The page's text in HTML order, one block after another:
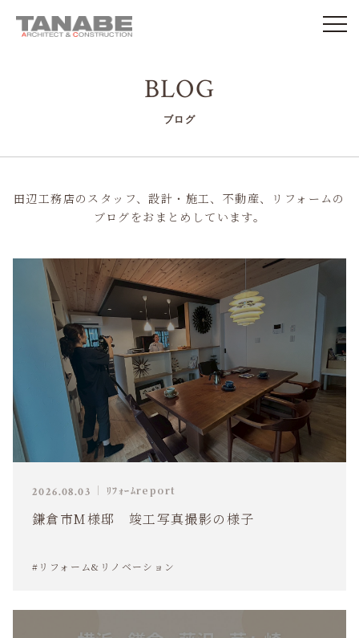
BLOG
ブログ
田辺工務店のスタッフ、設計・施工、不動産、リフォームの
ブログをおまとめしています。
2026.08.03 ﾘﾌｫｰﾑreport
鎌倉市M様邸 竣工写真撮影の様子
#リフォーム&リノベーション